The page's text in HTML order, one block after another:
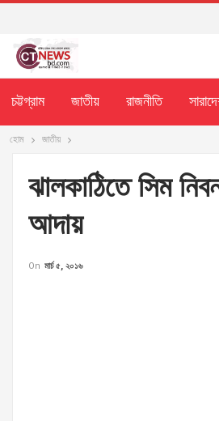
চট্টগ্রাম জাতীয় রাজনীতি
হোম জাতীয়
ঝালকাঠিতে সিম
আদায়
On মার্চ ৫, ২০১৬